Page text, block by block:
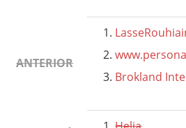
ANTERIOR
Brokland